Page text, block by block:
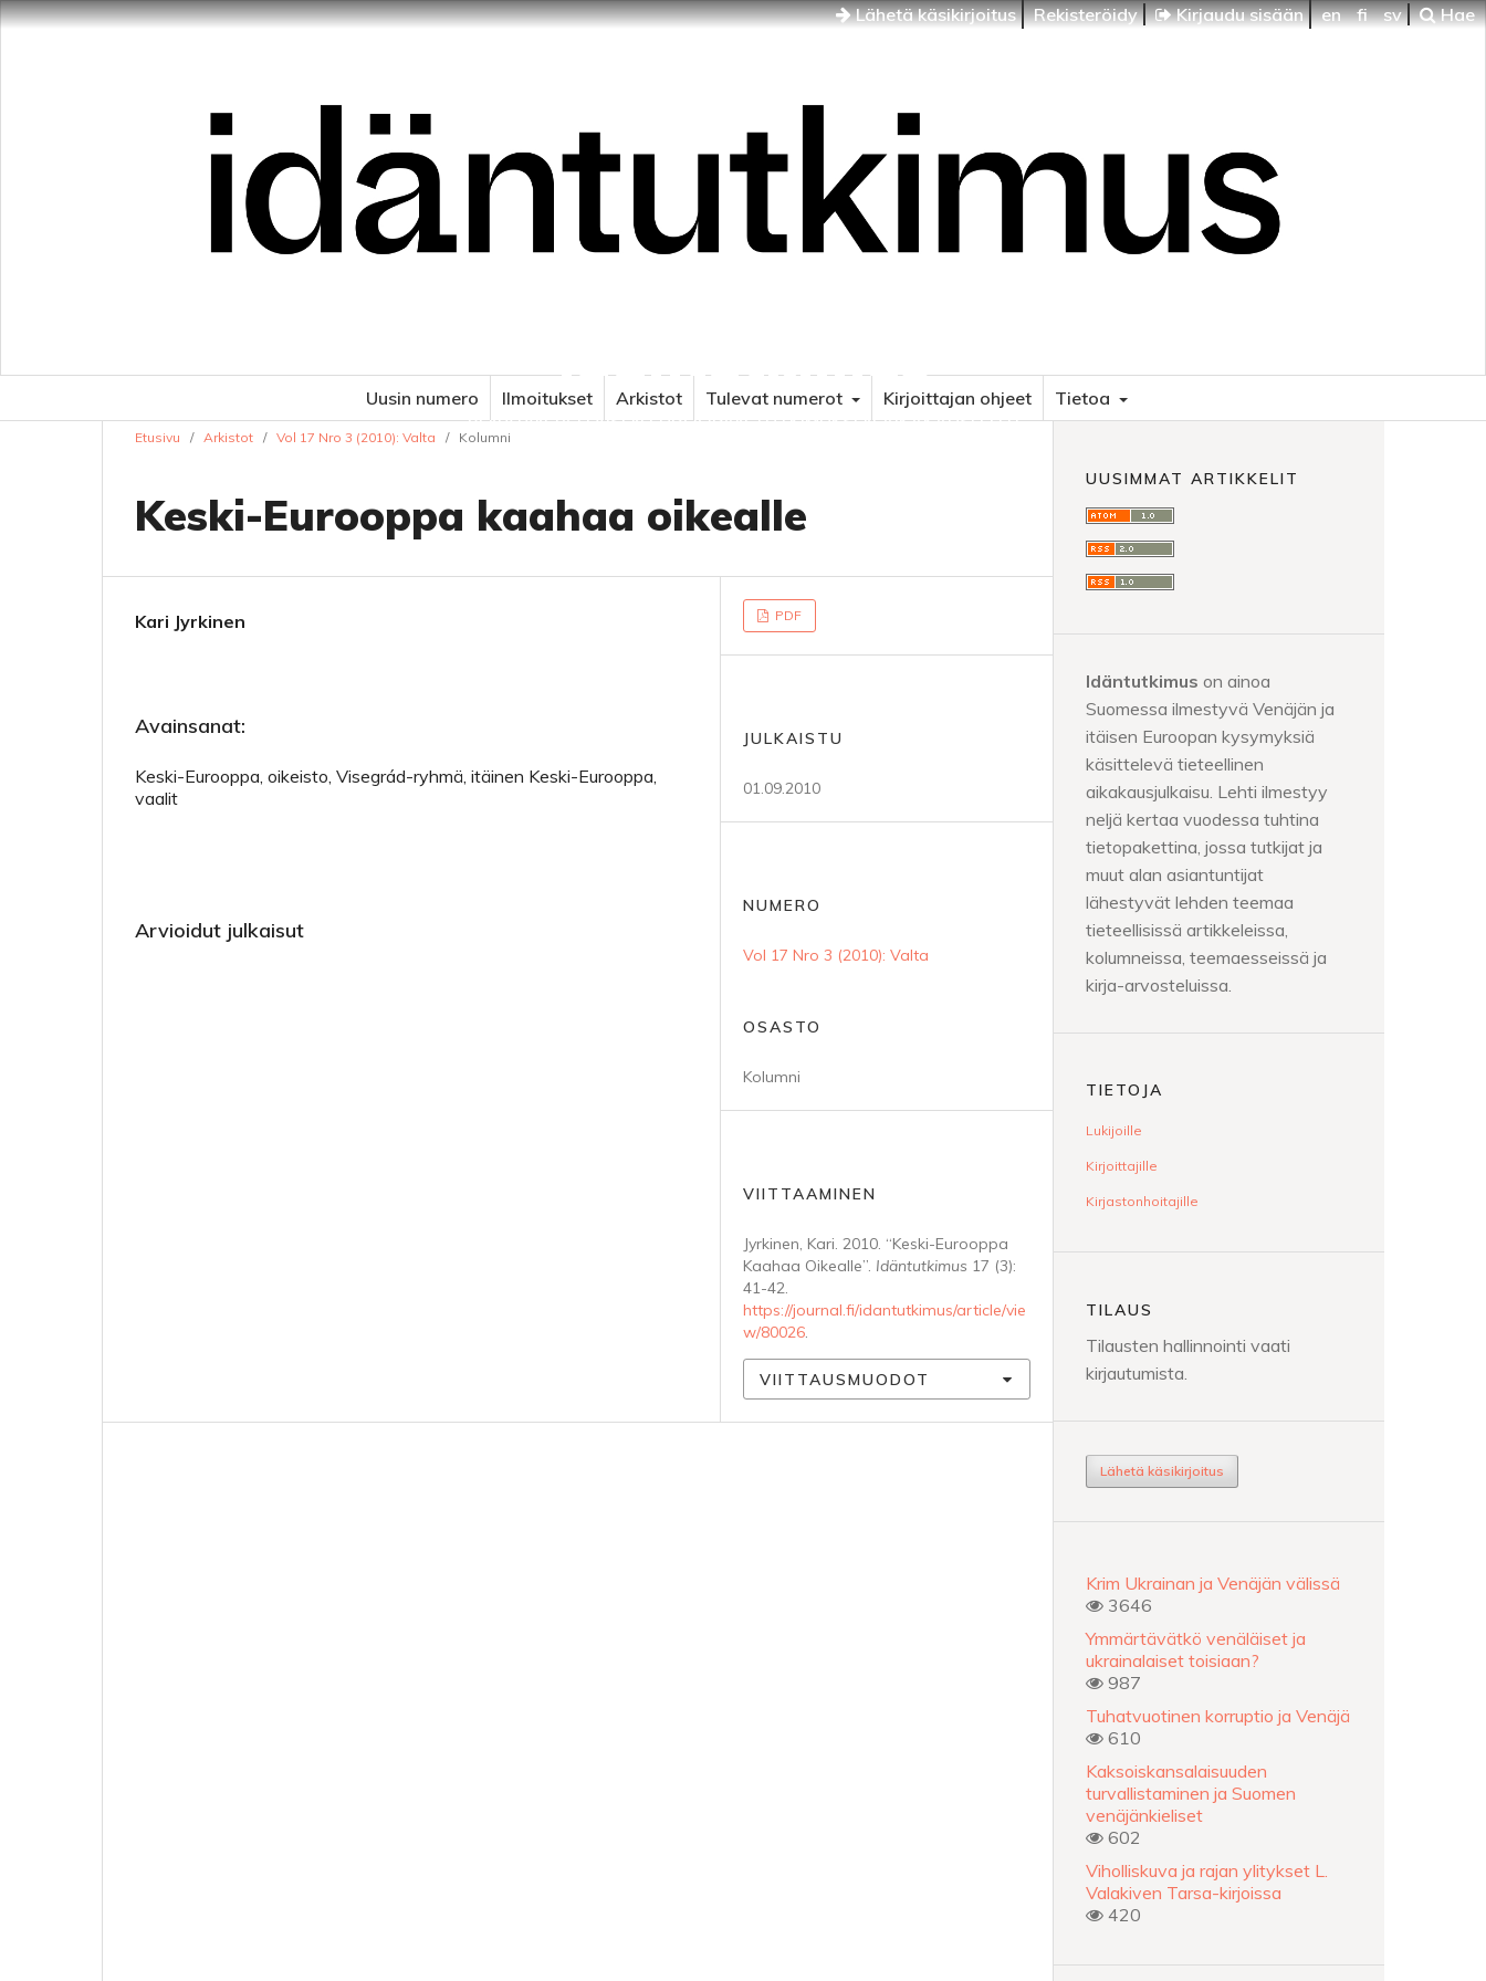
Lähetä käsikirjoitus Rekisteröidy Kirjaudu sisään en fi sv Hae
Idäntutkimus
VENÄJÄN JA ITÄISEN EUROOPAN TUTKIMUKSEN AIKAKAUSLEHTI
Uusin numero Ilmoitukset Arkistot Tulevat numerot Kirjoittajan ohjeet Tietoa
Etusivu / Arkistot / Vol 17 Nro 3 (2010): Valta / Kolumni
Keski-Eurooppa kaahaa oikealle
Kari Jyrkinen
Avainsanat:
Keski-Eurooppa, oikeisto, Visegrád-ryhmä, itäinen Keski-Eurooppa,
vaalit
Arvioidut julkaisut
PDF
JULKAISTU
01.09.2010
NUMERO
Vol 17 Nro 3 (2010): Valta
OSASTO
Kolumni
VIITTAAMINEN
Jyrkinen, Kari. 2010. “Keski-Eurooppa
Kaahaa Oikealle”. Idäntutkimus 17 (3):
41-42.
https://journal.fi/idantutkimus/article/vie
w/80026.
VIITTAUSMUODOT
UUSIMMAT ARTIKKELIT
Idäntutkimus on ainoa
Suomessa ilmestyvä Venäjän ja
itäisen Euroopan kysymyksiä
käsittelevä tieteellinen
aikakausjulkaisu. Lehti ilmestyy
neljä kertaa vuodessa tuhtina
tietopakettina, jossa tutkijat ja
muut alan asiantuntijat
lähestyvät lehden teemaa
tieteellisissä artikkeleissa,
kolumneissa, teemaesseissä ja
kirja-arvosteluissa.
TIETOJA
Lukijoille
Kirjoittajille
Kirjastonhoitajille
TILAUS
Tilausten hallinnointi vaati
kirjautumista.
Lähetä käsikirjoitus
Krim Ukrainan ja Venäjän välissä
3646
Ymmärtävätkö venäläiset ja
ukrainalaiset toisiaan?
987
Tuhatvuotinen korruptio ja Venäjä
610
Kaksoiskansalaisuuden
turvallistaminen ja Suomen
venäjänkieliset
602
Viholliskuva ja rajan ylitykset L.
Valakiven Tarsa-kirjoissa
420